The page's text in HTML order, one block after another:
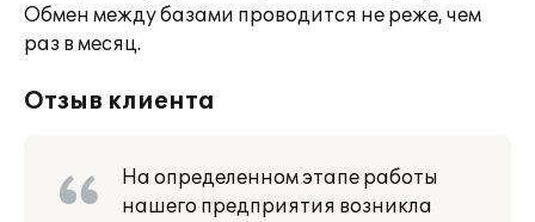
Обмен между базами проводится не реже, чем
раз в месяц.
Отзыв клиента
На определенном этапе работы
нашего предприятия возникла